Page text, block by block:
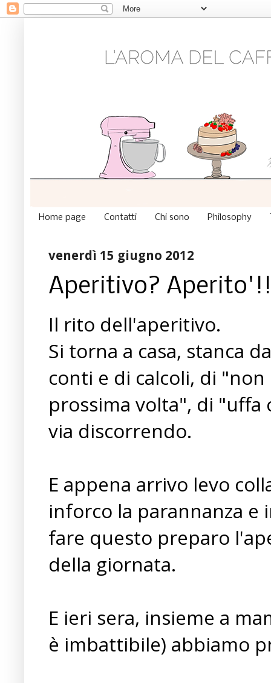
Home page Contatti Chi sono Philosophy
venerdì 15 giugno 2012
Aperitivo?
Il rito dell'aperitivo.
Si torna a casa, stanca
conti e di calcoli, di
prossima volta", di
via discorrendo.
E appena arrivo levo
inforco la parannanza e
fare questo preparo
della giornata.
E ieri sera, insieme a
è imbattibile) abbiamo